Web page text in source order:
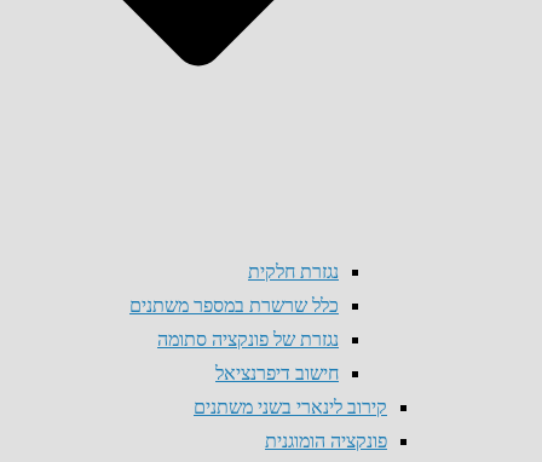
נגזרת חלקית
כלל שרשרת במספר משתנים
נגזרת של פונקציה סתומה
חישוב דיפרנציאל
קירוב לינארי בשני משתנים
פונקציה הומוגנית